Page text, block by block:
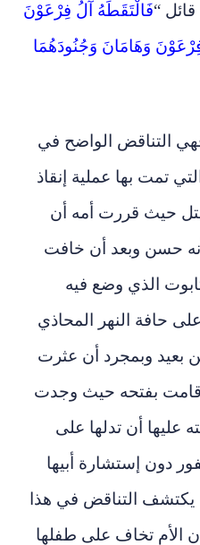
“فَالْتَقَطَهُ آلُ فِرْعَوْنَ
وَهَامَانَ وَجُنُودَهُمَا
فهي التناقض الواضح في
تمت بها عملية إنقاذ
حيث قررت أمه أن
أنه حسن وبعد أن خافت
الذي وضع فيه
حافة النهر المحاذي
بعيد وبمجرد أن عثرت
بفتحه حيث وجدت
عليها أن تدلها على
دون إستشارة أبيها
يكتشف التناقض في هذا
الأم تخاف على طفلها